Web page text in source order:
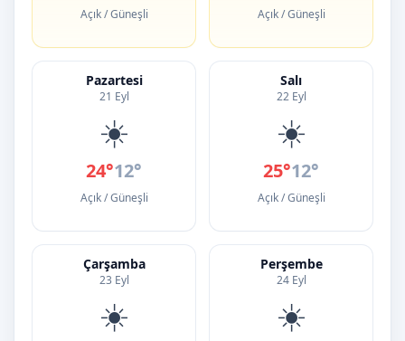
Açık / Güneşli Açık / Güneşli
Pazartesi
21 Eyl
☀️
24°12°
Açık / Güneşli
Salı
22 Eyl
☀️
25°12°
Açık / Güneşli
Çarşamba
23 Eyl
☀️
Perşembe
24 Eyl
☀️